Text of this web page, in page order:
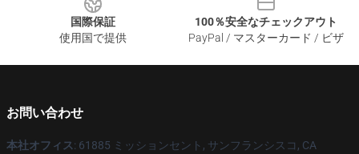
国際保証
使用国で提供
100％安全なチェックアウト
PayPal / マスターカード / ビザ
お問い合わせ
本社オフィス: 61885 ミッションセント, サンフランシスコ, CA